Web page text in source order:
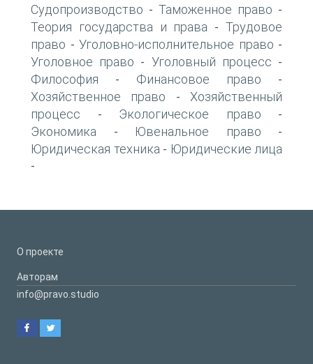
Судопроизводство - Таможенное право -
Теория государства и права -Трудовое
право - Уголовно-исполнительное право -
Уголовное право - Уголовный процесс -
Философия - Финансовое право -
Хозяйственное право - Хозяйственный
процесс - Экологическое право -
Экономика - Ювенальное право -
Юридическая техника - Юридические лица
-
О проекте
Авторам
info@pravo.studio